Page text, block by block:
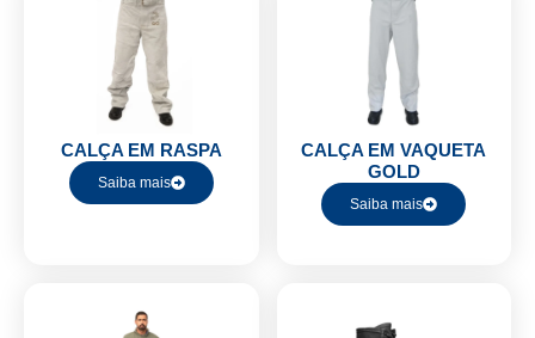
CALÇA EM RASPA
Saiba mais
CALÇA EM VAQUETA
GOLD
Saiba mais